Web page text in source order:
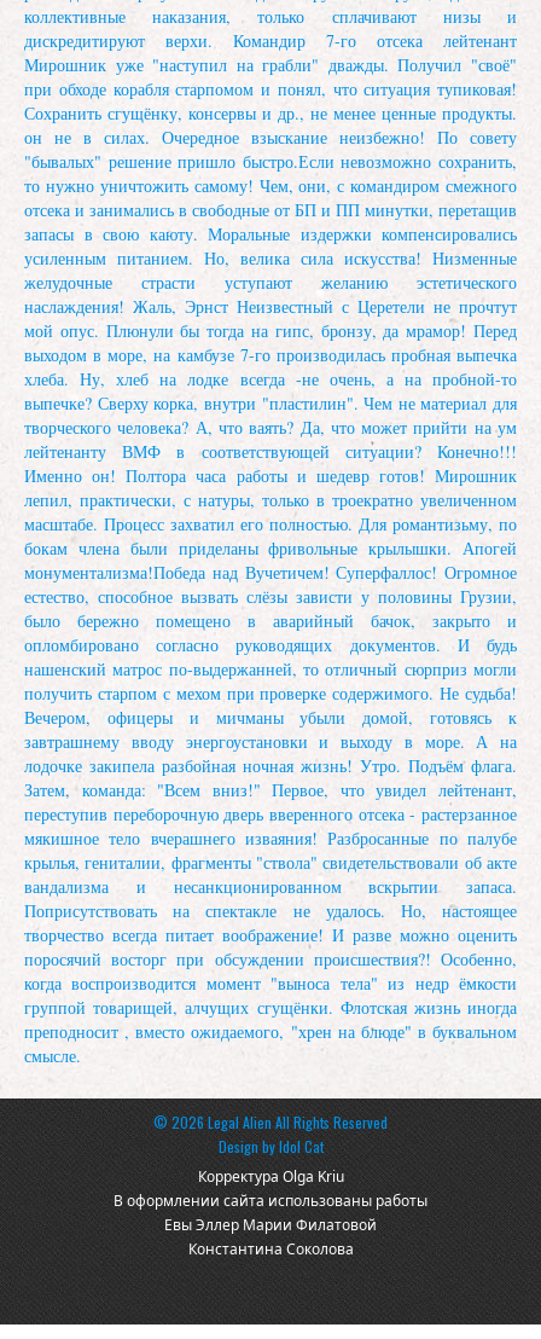
коллективные наказания, только сплачивают низы и
дискредитируют верхи. Командир 7-го отсека лейтенант
Мирошник уже "наступил на грабли" дважды. Получил "своё"
при обходе корабля старпомом и понял, что ситуация тупиковая!
Сохранить сгущёнку, консервы и др., не менее ценные продукты.
он не в силах. Очередное взыскание неизбежно! По совету
"бывалых" решение пришло быстро.Если невозможно сохранить,
то нужно уничтожить самому! Чем, они, с командиром смежного
отсека и занимались в свободные от БП и ПП минутки, перетащив
запасы в свою каюту. Моральные издержки компенсировались
усиленным питанием. Но, велика сила искусства! Низменные
желудочные страсти уступают желанию эстетического
наслаждения! Жаль, Эрнст Неизвестный с Церетели не прочтут
мой опус. Плюнули бы тогда на гипс, бронзу, да мрамор! Перед
выходом в море, на камбузе 7-го производилась пробная выпечка
хлеба. Ну, хлеб на лодке всегда -не очень, а на пробной-то
выпечке? Сверху корка, внутри "пластилин". Чем не материал для
творческого человека? А, что ваять? Да, что может прийти на ум
лейтенанту ВМФ в соответствующей ситуации? Конечно!!!
Именно он! Полтора часа работы и шедевр готов! Мирошник
лепил, практически, с натуры, только в троекратно увеличенном
масштабе. Процесс захватил его полностью. Для романтизьму, по
бокам члена были приделаны фривольные крылышки. Апогей
монументализма!Победа над Вучетичем! Суперфаллос! Огромное
естество, способное вызвать слёзы зависти у половины Грузии,
было бережно помещено в аварийный бачок, закрыто и
опломбировано согласно руководящих документов. И будь
нашенский матрос по-выдержанней, то отличный сюрприз могли
получить старпом с мехом при проверке содержимого. Не судьба!
Вечером, офицеры и мичманы убыли домой, готовясь к
завтрашнему вводу энергоустановки и выходу в море. А на
лодочке закипела разбойная ночная жизнь! Утро. Подъём флага.
Затем, команда: "Всем вниз!" Первое, что увидел лейтенант,
переступив переборочную дверь вверенного отсека - растерзанное
мякишное тело вчерашнего изваяния! Разбросанные по палубе
крылья, гениталии, фрагменты "ствола" свидетельствовали об акте
вандализма и несанкционированном вскрытии запаса.
Поприсутствовать на спектакле не удалось. Но, настоящее
творчество всегда питает воображение! И разве можно оценить
поросячий восторг при обсуждении происшествия?! Особенно,
когда воспроизводится момент "выноса тела" из недр ёмкости
группой товарищей, алчущих сгущёнки. Флотская жизнь иногда
преподносит , вместо ожидаемого, "хрен на блюде" в буквальном
смысле.
© 2026 Legal Alien All Rights Reserved
Design byIdol Cat
Корректура Olga Kriu
В оформлении сайта использованы работы
Евы Эллер Марии Филатовой
Константина Соколова